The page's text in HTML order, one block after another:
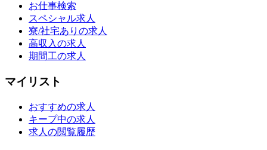
お仕事検索
スペシャル求人
寮/社宅ありの求人
高収入の求人
期間工の求人
マイリスト
おすすめの求人
キープ中の求人
求人の閲覧履歴